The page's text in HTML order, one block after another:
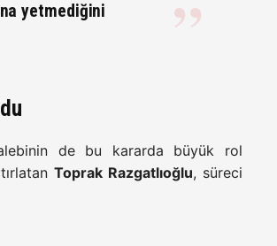
yetmediğini
de bu kararda büyük rol
Toprak Razgatlıoğlu, süreci